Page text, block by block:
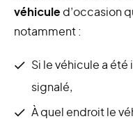
véhiculed’occasion
notamment :
Si le véhicule a
signalé,
À quel endroit le